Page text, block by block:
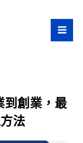
到創業，最
法